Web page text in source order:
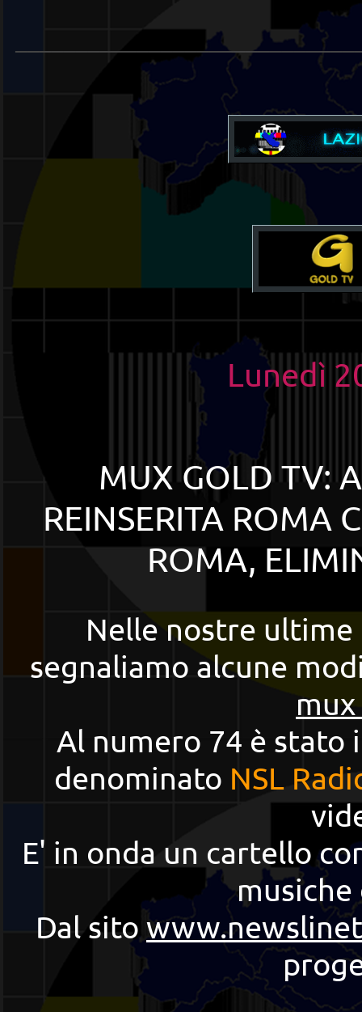
Lunedì
MUX GOLD TV:
REINSERITA ROMA
ROMA,
Nelle nostre
segnaliamo alcune
mux
Al numero 74 è stato
denominato NSL
E' in onda un cartello
Dal sito